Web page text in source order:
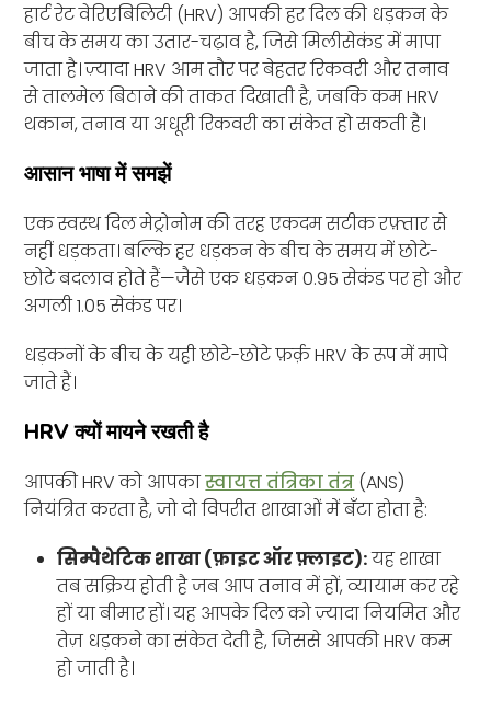
हार्ट रेट वेरिएबिलिटी (HRV) आपकी हर दिल की धड़कन के
बीच के समय का उतार-चढ़ाव है, जिसे मिलीसेकंड में मापा
जाता है। ज़्यादा HRV आम तौर पर बेहतर रिकवरी और तनाव
से तालमेल बिठाने की ताकत दिखाती है, जबकि कम HRV
थकान, तनाव या अधूरी रिकवरी का संकेत हो सकती है।
आसान भाषा में समझें
एक स्वस्थ दिल मेट्रोनोम की तरह एकदम सटीक रफ़्तार से
नहीं धड़कता। बल्कि हर धड़कन के बीच के समय में छोटे-
छोटे बदलाव होते हैं—जैसे एक धड़कन 0.95 सेकंड पर हो और
अगली 1.05 सेकंड पर।
धड़कनों के बीच के यही छोटे-छोटे फ़र्क़ HRV के रूप में मापे
जाते हैं।
HRV क्यों मायने रखती है
आपकी HRV को आपकास्वायत्त तंत्रिका तंत्र (ANS)
नियंत्रित करता है, जो दो विपरीत शाखाओं में बँटा होता है:
सिम्पैथेटिक शाखा (फ़ाइट ऑर फ़्लाइट):यह शाखा
तब सक्रिय होती है जब आप तनाव में हों, व्यायाम कर रहे
हों या बीमार हों। यह आपके दिल को ज़्यादा नियमित और
तेज़ धड़कने का संकेत देती है, जिससे आपकी HRV कम
हो जाती है।